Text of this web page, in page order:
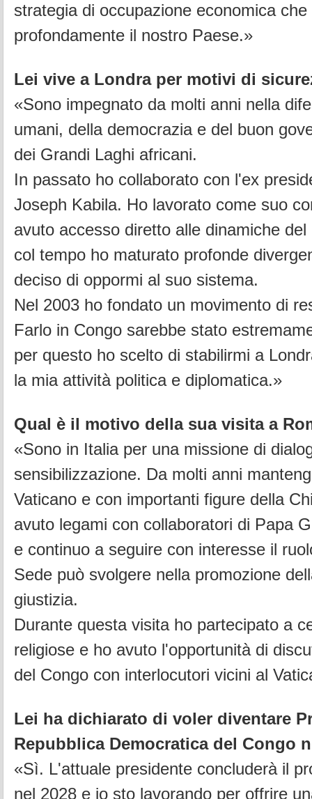
strategia di occupazione economica
profondamente il nostro Paese.»
Lei vive a Londra per motivi di
«Sono impegnato da molti anni nella
umani, della democrazia e del buon
dei Grandi Laghi africani.
In passato ho collaborato con l'ex
Joseph Kabila. Ho lavorato come suo
avuto accesso diretto alle dinamiche
col tempo ho maturato profonde
deciso di oppormi al suo sistema.
Nel 2003 ho fondato un movimento di
Farlo in Congo sarebbe stato
per questo ho scelto di stabilirmi a
la mia attività politica e diplomatica.»
Qual è il motivo della sua visita a
«Sono in Italia per una missione di
sensibilizzazione. Da molti anni
Vaticano e con importanti figure della
avuto legami con collaboratori di Papa
e continuo a seguire con interesse il
Sede può svolgere nella promozione
giustizia.
Durante questa visita ho partecipato a
religiose e ho avuto l'opportunità di
del Congo con interlocutori vicini al
Lei ha dichiarato di voler diventare
Repubblica Democratica del Congo
«Sì. L'attuale presidente concluderà il
nel 2028 e io sto lavorando per offrire